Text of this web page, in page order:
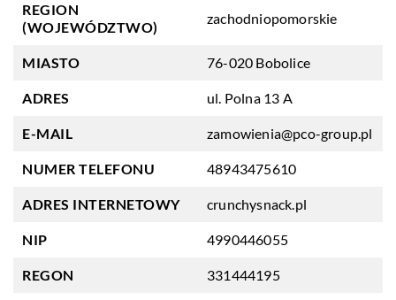
REGION
(WOJEWÓDZTWO)
zachodniopomorskie
MIASTO 76-020 Bobolice
ADRES ul. Polna 13 A
E-MAIL zamowienia@pco-group.pl
NUMER TELEFONU 48943475610
ADRES INTERNETOWY crunchysnack.pl
NIP 4990446055
REGON 331444195